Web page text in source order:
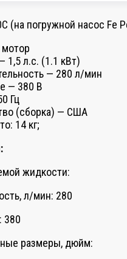
(на погружной насос Fe
1,5 л.с. (1.1 кВт)
— 280 л/мин
— 380 В
Гц
(сборка) — США
14 кг;
жидкости:
л/мин: 280
380
размеры, дюйм: